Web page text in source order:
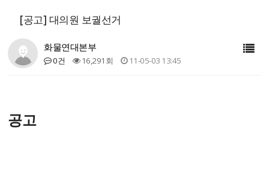
[공고] 대의원 보궐선거
화물연대본부
0건 16,291회 11-05-03 13:45
공고